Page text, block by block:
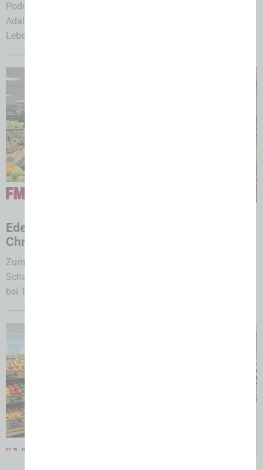
Podcast „Blaues Brot“, Begegnungsformat „Blauer Salon“:
Adalbert-Raps-Stiftung bringt unterschiedliche Player der
Lebensmittelbranche zusammen....
Edeka-Markt Magdeburg-Polderdeich:
Christoph Scharke übernimmt Standort
Zum 1. August 2026 übernimmt Edeka-Kaufmann Christoph
Scharke den Markt in Magdeburg und setzt auf Kontinuität
bei Team, Bedientheken, Service...